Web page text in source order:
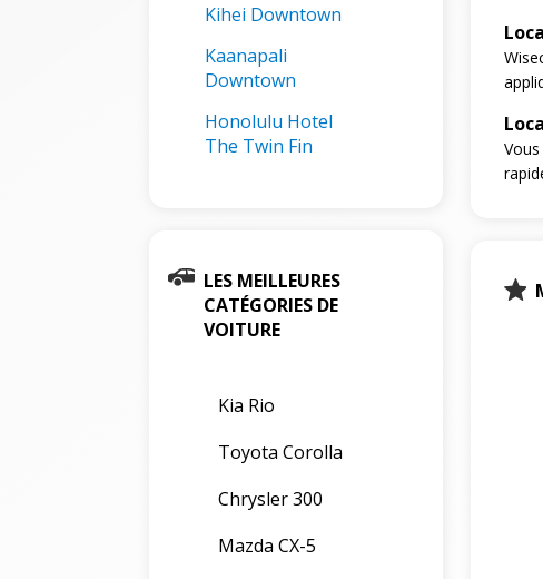
Kihei Downtown
Kaanapali
Downtown
Honolulu Hotel
The Twin Fin
LES MEILLEURES
CATÉGORIES DE
VOITURE
Kia Rio
Toyota Corolla
Chrysler 300
Mazda CX-5